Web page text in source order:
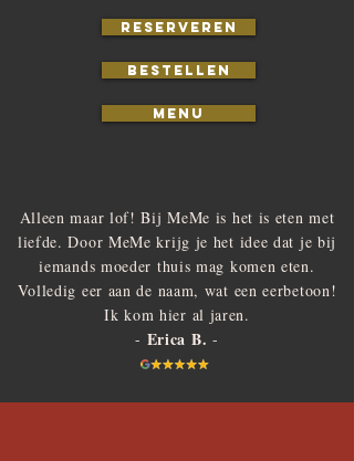
Bestellen
Reserveren
Menu
Alleen maar lof! Bij MeMe is het is eten met
liefde. Door MeMe krijg je het idee dat je bij
iemands moeder thuis mag komen eten.
Volledig eer aan de naam, wat een eerbetoon!
Ik kom hier al jaren.
- Erica B. -